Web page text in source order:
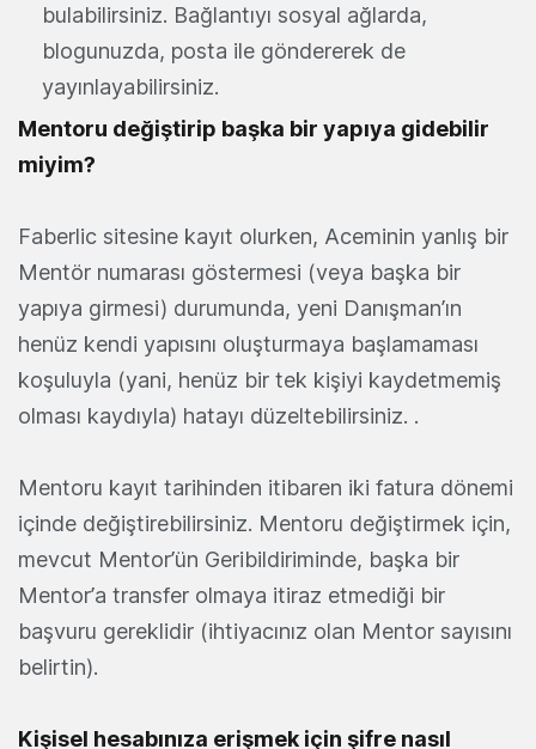
bulabilirsiniz. Bağlantıyı sosyal ağlarda,
blogunuzda, posta ile göndererek de
yayınlayabilirsiniz.
Mentoru değiştirip başka bir yapıya gidebilir
miyim?
Faberlic sitesine kayıt olurken, Aceminin yanlış bir
Mentör numarası göstermesi (veya başka bir
yapıya girmesi) durumunda, yeni Danışman’ın
henüz kendi yapısını oluşturmaya başlamaması
koşuluyla (yani, henüz bir tek kişiyi kaydetmemiş
olması kaydıyla) hatayı düzeltebilirsiniz. .
Mentoru kayıt tarihinden itibaren iki fatura dönemi
içinde değiştirebilirsiniz. Mentoru değiştirmek için,
mevcut Mentor’ün Geribildiriminde, başka bir
Mentor’a transfer olmaya itiraz etmediği bir
başvuru gereklidir (ihtiyacınız olan Mentor sayısını
belirtin).
Kişisel hesabınıza erişmek için şifre nasıl